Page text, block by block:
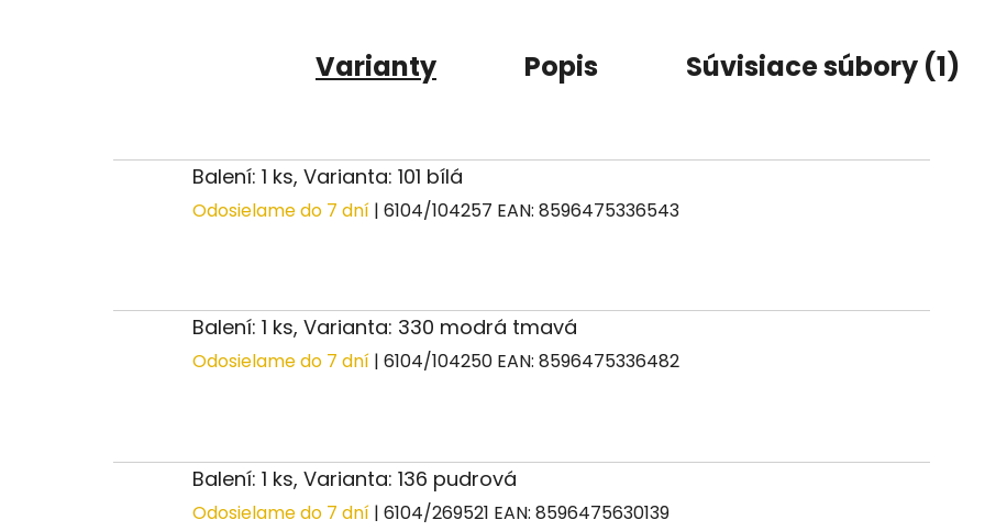
Varianty Popis Súvisiace súbory (1)
Balení: 1 ks, Varianta: 101 bílá
Odosielame do 7 dní | 6104/104257 EAN: 8596475336543
Balení: 1 ks, Varianta: 330 modrá tmavá
Odosielame do 7 dní | 6104/104250 EAN: 8596475336482
Balení: 1 ks, Varianta: 136 pudrová
Odosielame do 7 dní | 6104/269521 EAN: 8596475630139